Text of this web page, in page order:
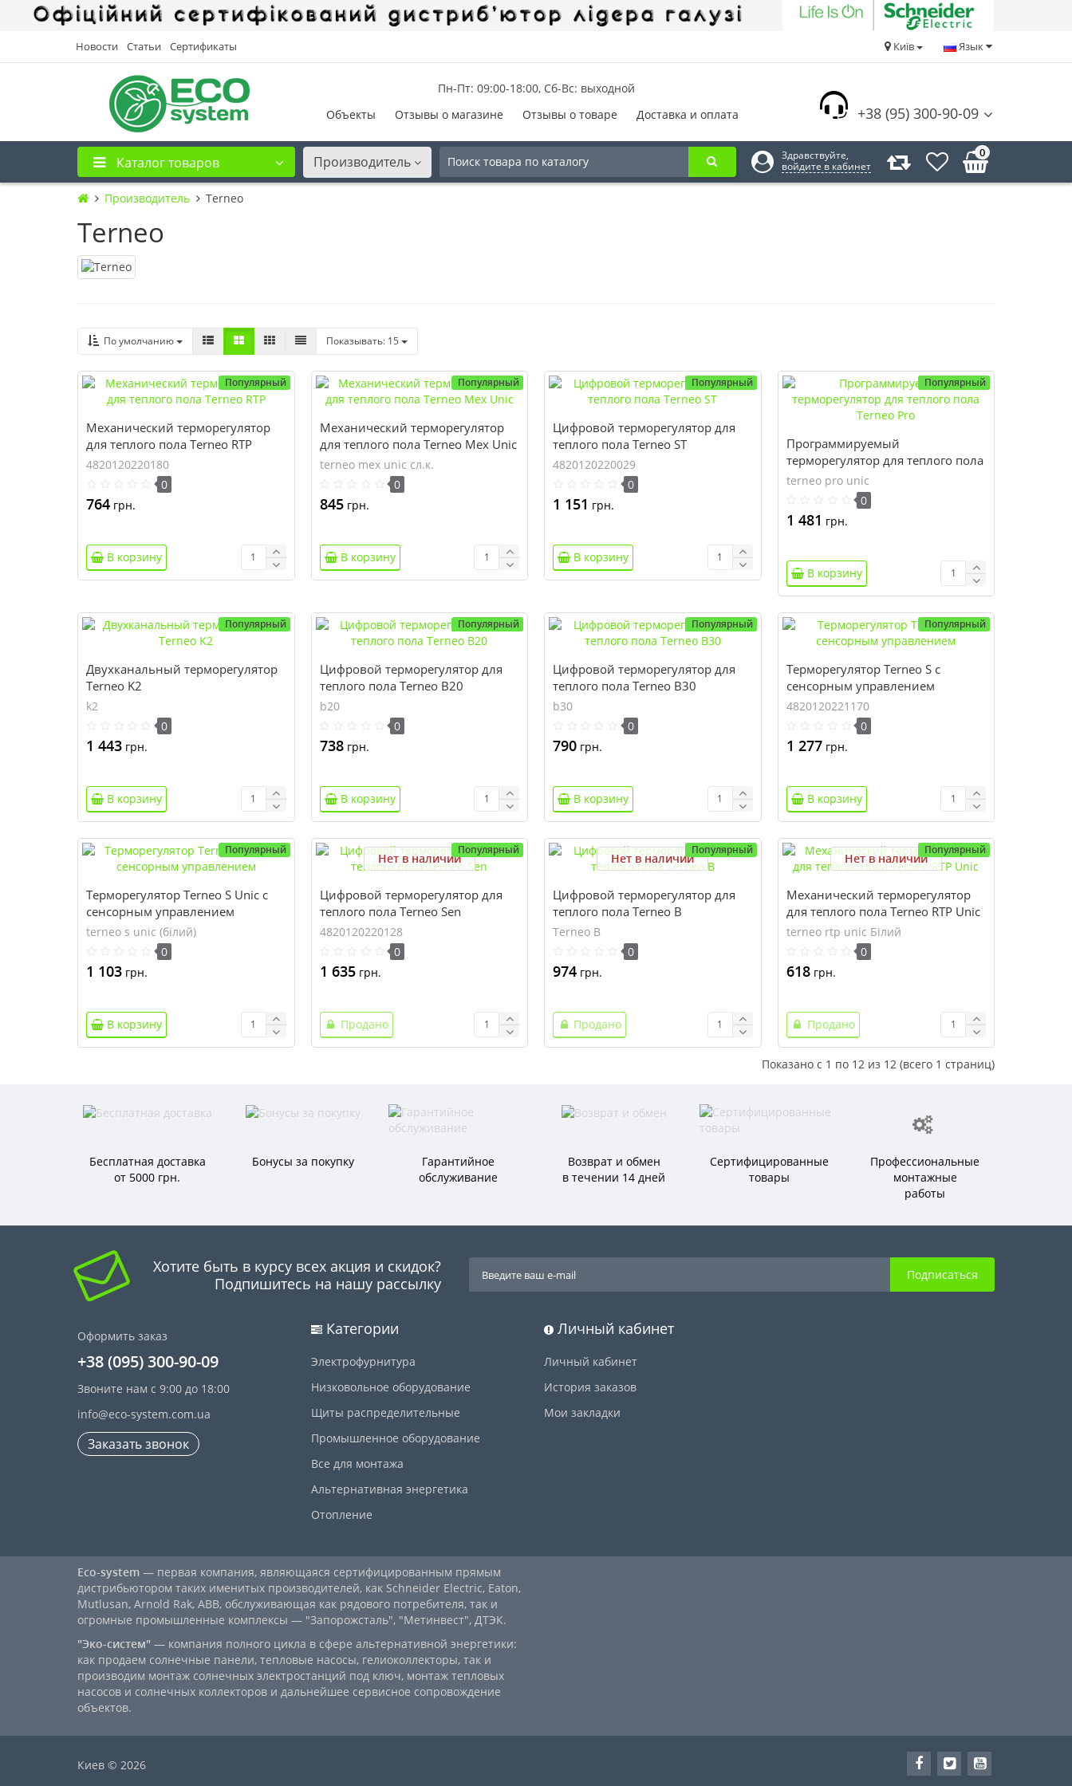
Новости Статьи Сертификаты Язык
Київ
+38 (95) 300-90-09
Пн-Пт: 09:00-18:00, Сб-Вс: выходной
Объекты
Отзывы о магазине Отзывы о товаре Доставка и оплата
Каталог товаров Производитель
Здравствуйте,
войдите в кабинет
0
Производитель Terneo
Terneo
По умолчанию Показывать: 15
Популярный
Механический терморегулятор
для теплого пола Terneo RTP
4820120220180
0
764 грн.
В корзину
Популярный
Механический терморегулятор
для теплого пола Terneo Mex Unic
terneo mex unic сл.к.
0
845грн.
В корзину
Популярный
Цифровой терморегулятор для
теплого пола Terneo ST
4820120220029
0
1 151 грн.
В корзину
Популярный
Программируемый
терморегулятор для теплого пола
Terneo Pro
terneo pro unic
0
1 481 грн.
В корзину
Популярный
Двухканальный терморегулятор
Terneo K2
k2
0
1 443 грн.
В корзину
Популярный
Цифровой терморегулятор для
теплого пола Terneo B20
b20
0
738грн.
В корзину
Популярный
Цифровой терморегулятор для
теплого пола Terneo B30
b30
0
790 грн.
В корзину
Популярный
Терморегулятор Terneo S с
сенсорным управлением
4820120221170
0
1 277грн.
В корзину
Популярный
Терморегулятор Terneo S Unic с
сенсорным управлением
terneo s unic (білий)
0
1 103 грн.
В корзину
Популярный
Нет в наличии
Цифровой терморегулятор для
теплого пола Terneo Sen
4820120220128
0
1 635грн.
Продано
Популярный
Нет в наличии
Цифровой терморегулятор для
теплого пола Terneo B
Terneo B
0
974 грн.
Продано
Популярный
Нет в наличии
Механический терморегулятор
для теплого пола Terneo RTP Unic
terneo rtp unic Білий
0
618грн.
Продано
Показано с 1 по 12 из 12 (всего 1 страниц)
Бесплатная доставка
от 5000 грн.
Бонусы за покупку
Гарантийное
обслуживание
Возврат и обмен
в течении 14 дней
Сертифицированные
товары
Профессиональные
монтажные
работы
Хотите быть в курсу всех акция и скидок?
Подпишитесь на нашу рассылку
Подписаться
Оформить заказ
+38 (095) 300-90-09
Звоните нам с 9:00 до 18:00
info@eco-system.com.ua
Заказать звонок
Категории
Электрофурнитура
Низковольное оборудование
Щиты распределительные
Промышленное оборудование
Все для монтажа
Альтернативная энергетика
Отопление
Личный кабинет
Личный кабинет
История заказов
Мои закладки
Eco-system — первая компания, являющаяся сертифицированным прямым
дистрибьютором таких именитых производителей, как Schneider Electric, Eaton,
Mutlusan, Arnold Rak, ABB, обслуживающая как рядового потребителя, так и
огромные промышленные комплексы — "Запорожсталь", "Метинвест", ДТЭК.
"Эко-систем" — компания полного цикла в сфере альтернативной энергетики:
как продаем солнечные панели, тепловые насосы, гелиоколлекторы, так и
производим монтаж солнечных электростанций под ключ, монтаж тепловых
насосов и солнечных коллекторов и дальнейшее сервисное сопровождение
объектов.
Киев © 2026